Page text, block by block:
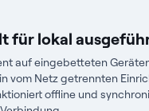
für lokal
auf eingebetteten
vom Netz getrennten
offline und